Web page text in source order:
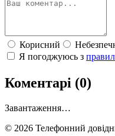
Корисний
Я погоджуюсь з
Коментарі (0)
Завантаження…
© 2026 Телефонний